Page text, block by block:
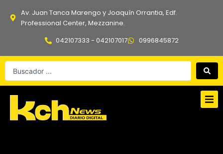
Av. Juan Tanca Marengo y Joaquín Orrantia, Edf.
Professional Center, Mezzanine.
042107333 - 042107017
0996845872
Search